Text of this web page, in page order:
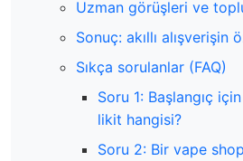
Uzman görüşleri ve
Sonuç: akıllı alışverişin
Sıkça sorulanlar (FAQ)
Soru 1: Başlangıç
likit hangisi?
Soru 2: Bir vape